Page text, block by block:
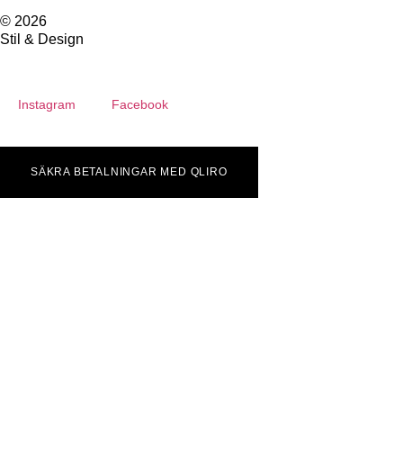
© 2026
Stil & Design
Instagram Facebook
SÄKRA BETALNINGAR MED QLIRO